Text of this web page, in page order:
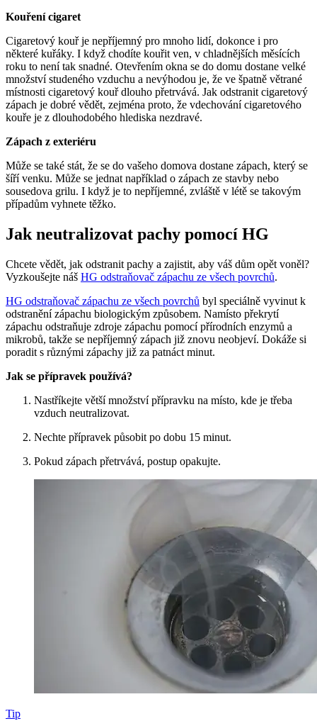
Kouření cigaret
Cigaretový kouř je nepříjemný pro mnoho lidí, dokonce i pro
některé kuřáky. I když chodíte kouřit ven, v chladnějších měsících
roku to není tak snadné. Otevřením okna se do domu dostane velké
množství studeného vzduchu a nevýhodou je, že ve špatně větrané
místnosti cigaretový kouř dlouho přetrvává. Jak odstranit cigaretový
zápach je dobré vědět, zejména proto, že vdechování cigaretového
kouře je z dlouhodobého hlediska nezdravé.
Zápach z exteriéru
Může se také stát, že se do vašeho domova dostane zápach, který se
šíří venku. Může se jednat například o zápach ze stavby nebo
sousedova grilu. I když je to nepříjemné, zvláště v létě se takovým
případům vyhnete těžko.
Jak neutralizovat pachy pomocí HG
Chcete vědět, jak odstranit pachy a zajistit, aby váš dům opět voněl?
Vyzkoušejte náš HG odstraňovač zápachu ze všech povrchů.
HG odstraňovač zápachu ze všech povrchů byl speciálně vyvinut k
odstranění zápachu biologickým způsobem. Namísto překrytí
zápachu odstraňuje zdroje zápachu pomocí přírodních enzymů a
mikrobů, takže se nepříjemný zápach již znovu neobjeví. Dokáže si
poradit s různými zápachy již za patnáct minut.
Jak se přípravek používá?
Nastříkejte větší množství přípravku na místo, kde je třeba
vzduch neutralizovat.
Nechte přípravek působit po dobu 15 minut.
Pokud zápach přetrvává, postup opakujte.
Tip